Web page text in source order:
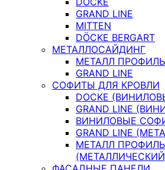
GRAND LINE
MITTEN
DÖCKE BERGART
МЕТАЛЛОСАЙДИНГ
МЕТАЛЛ ПРОФИЛЬ
GRAND LINE
СОФИТЫ ДЛЯ КРОВЛИ
DOCKE
GRAND LINE
ВИНИЛОВЫЕ
GRAND LINE
МЕТАЛЛ ПРОФИЛЬ